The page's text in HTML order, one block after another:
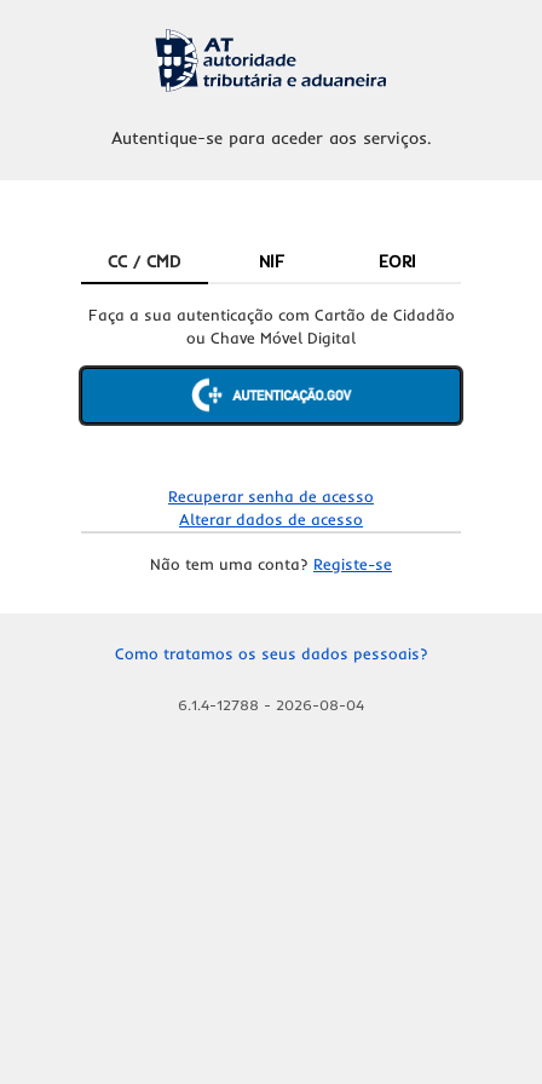
Autentique-se para aceder aos serviços.
CC / CMD NIF EORI
Faça a sua autenticação com Cartão de Cidadão
ou Chave Móvel Digital
Recuperar senha de acesso
Alterar dados de acesso
Não tem uma conta? Registe-se
Como tratamos os seus dados pessoais?
6.1.4-12788 - 2026-08-04